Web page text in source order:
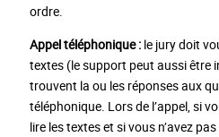
ordre.
Appel téléphonique : le jury doit
textes (le support peut aussi être
trouvent la ou les réponses aux
téléphonique. Lors de l’appel, si
lire les textes et si vous n’avez